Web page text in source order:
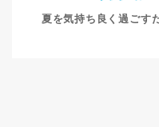
夏を気持ち良く過ごす